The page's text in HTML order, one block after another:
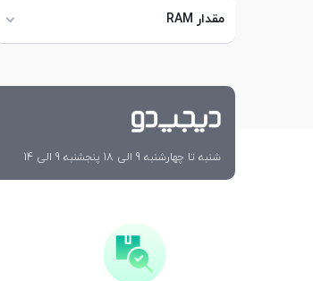
مقدار RAM
شنبه تا چهارشنبه 9 الی 18 پنجشنبه 9 الی 14